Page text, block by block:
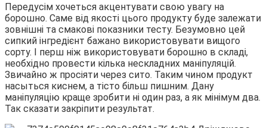
Передусім хочеться акцентувати свою увагу на
борошно. Саме від якості цього продукту буде залежати
зовнішні та смакові показники тесту. Безумовно цей
сипкий інгредієнт бажано використовувати вищого
сорту. І перш ніж використовувати борошно в складі,
необхідно провести кілька нескладних маніпуляцій.
Звичайно ж просіяти через сито. Таким чином продукт
насыться киснем, а тісто більш пишним. Дану
маніпуляцію краще зробити ні один раз, а як мінімум два.
Так сказати закріпити результат.